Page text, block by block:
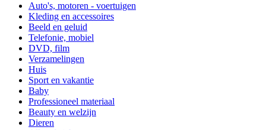
Auto's, motoren - voertuigen
Kleding en accessoires
Beeld en geluid
Telefonie, mobiel
DVD, film
Verzamelingen
Huis
Sport en vakantie
Baby
Professioneel materiaal
Beauty en welzijn
Dieren